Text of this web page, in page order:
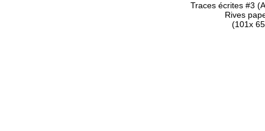
Traces écrites #3
Rives
(101x